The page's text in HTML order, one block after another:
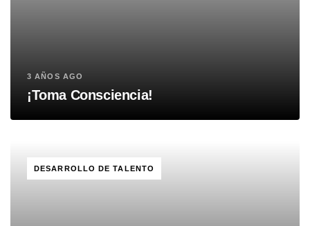
3 AÑOS AGO
¡Toma Consciencia!
DESARROLLO DE TALENTO